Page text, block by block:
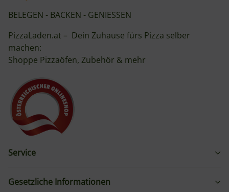
BELEGEN - BACKEN - GENIESSEN
PizzaLaden.at – Dein Zuhause fürs Pizza selber
machen:
Shoppe Pizzaöfen, Zubehör & mehr
Service
Gesetzliche Informationen